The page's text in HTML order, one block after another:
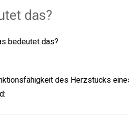
das?
des Herzstücks